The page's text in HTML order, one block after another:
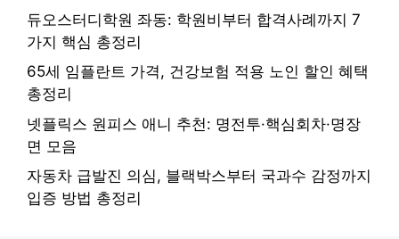
듀오스터디학원 좌동: 학원비부터 합격사례까지 7
가지 핵심 총정리
65세 임플란트 가격, 건강보험 적용 노인 할인 혜택
총정리
넷플릭스 원피스 애니 추천: 명전투·핵심회차·명장
면 모음
자동차 급발진 의심, 블랙박스부터 국과수 감정까지
입증 방법 총정리